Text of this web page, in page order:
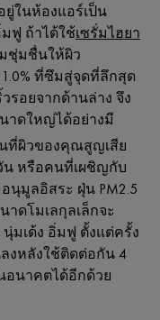
ในห้องแอร์เป็น
ฟู ถ้าได้ใช้เซรั่มไฮยา
ชุ่มชื่นให้ผิว
ที่ซึมสู่จุดที่ลึกสุด
วรอยจากด้านล่าง จึง
าดใหญ่ได้อย่างมี
ที่ผิวของคุณสูญเสีย
น หรือคนที่เผชิญกับ
อนุมูลอิสระ ฝุ่น PM2.5
ดโมเลกุลเล็กจะ
มเด้ง อิ่มฟู ตั้งแต่ครั้ง
งหลังใช้ติดต่อกัน 4
อนาคตได้อีกด้วย